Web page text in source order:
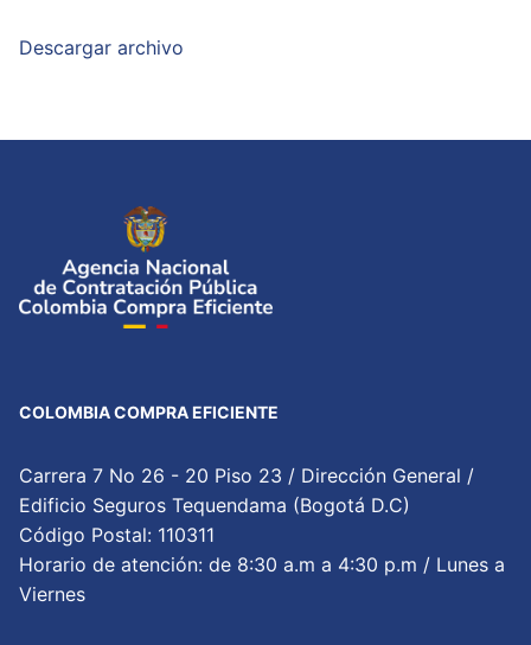
Descargar archivo
COLOMBIA COMPRA EFICIENTE
Carrera 7 No 26 - 20 Piso 23 / Dirección General /
Edificio Seguros Tequendama (Bogotá D.C)
Código Postal: 110311
Horario de atención: de 8:30 a.m a 4:30 p.m / Lunes a
Viernes